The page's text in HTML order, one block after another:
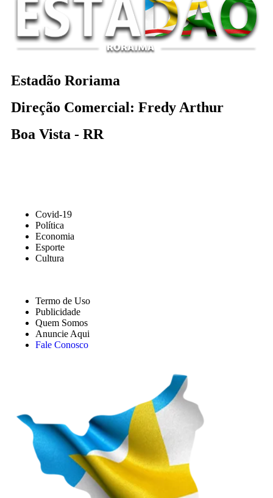
Estadão Roriama
Direção Comercial: Fredy Arthur
Boa Vista - RR
Covid-19
Política
Economia
Esporte
Cultura
Termo de Uso
Publicidade
Quem Somos
Anuncie Aqui
Fale Conosco